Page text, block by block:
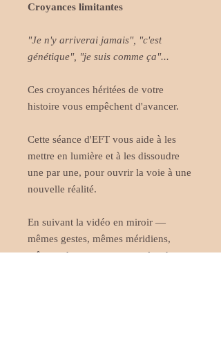
Croyances limitantes
"Je n'y arriverai jamais", "c'est
génétique", "je suis comme ça"...
Ces croyances héritées de votre
histoire vous empêchent d'avancer.
Cette séance d'EFT vous aide à les
mettre en lumière et à les dissoudre
une par une, pour ouvrir la voie à une
nouvelle réalité.
En suivant la vidéo en miroir —
mêmes gestes, mêmes méridiens,
mêmes phrases — vous enclenchez